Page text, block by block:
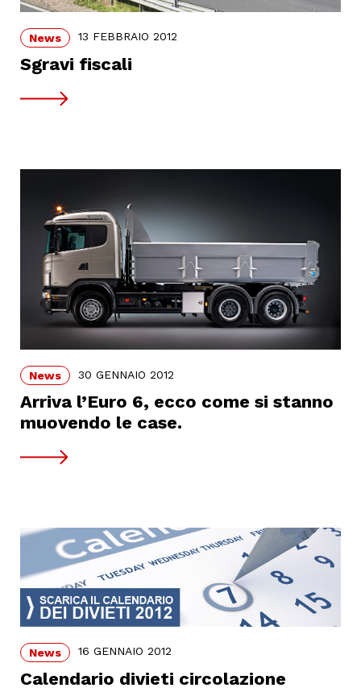
News 13 FEBBRAIO 2012
Sgravi fiscali
News 30 GENNAIO 2012
Arriva l’Euro 6, ecco come si stanno
muovendo le case.
News 16 GENNAIO 2012
Calendario divieti circolazione